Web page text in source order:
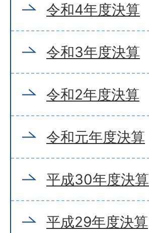
令和4年度決算
令和3年度決算
令和2年度決算
令和元年度決算
平成30年度決算
平成29年度決算